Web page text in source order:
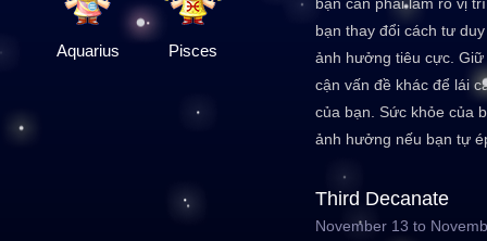
Aquarius Pisces
bạn thay đổi cách tư
ảnh hưởng tiêu cực.
cận vấn đề khác để lái
của bạn. Sức khỏe của
ảnh hưởng nếu bạn tự
Third Decanate
November 13 to